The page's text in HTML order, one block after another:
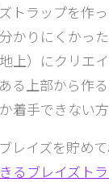
トラップを作
かりにくかっ
上）にクリエ
る上部から作
手できない方
レイズを貯め
るブレイズトラ